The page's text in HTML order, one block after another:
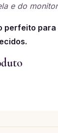
e do
perfeito